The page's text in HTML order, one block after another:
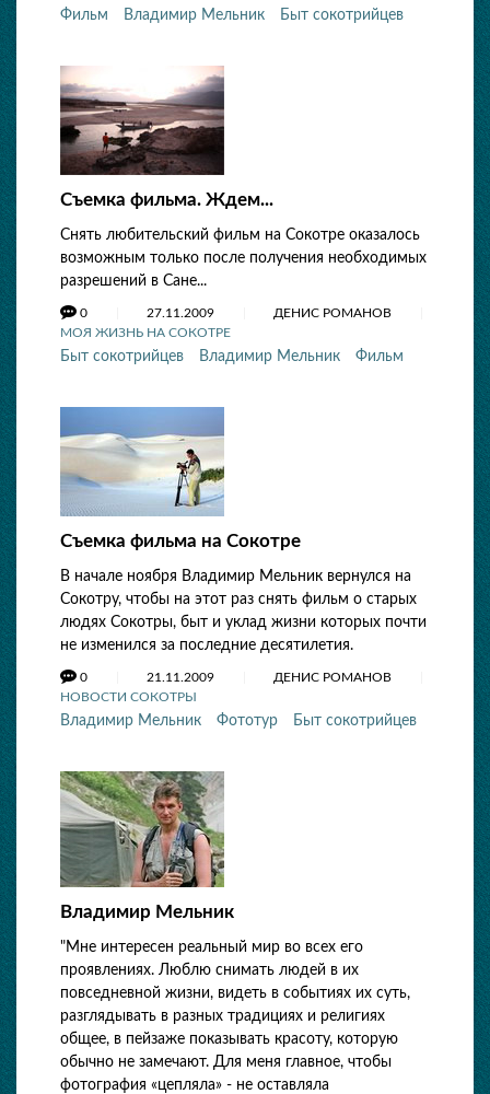
Фильм Владимир Мельник Быт сокотрийцев
Съемка фильма. Ждем...
Снять любительский фильм на Сокотре оказалось
возможным только после получения необходимых
разрешений в Сане...
0 27.11.2009
ДЕНИС РОМАНОВ
МОЯ ЖИЗНЬ НА СОКОТРЕ
Быт сокотрийцев Владимир Мельник Фильм
Съемка фильма на Сокотре
В начале ноября Владимир Мельник вернулся на
Сокотру, чтобы на этот раз снять фильм о старых
людях Сокотры, быт и уклад жизни которых почти
не изменился за последние десятилетия.
0 21.11.2009
ДЕНИС РОМАНОВ
НОВОСТИ СОКОТРЫ
Владимир Мельник Фототур Быт сокотрийцев
Владимир Мельник
"Мне интересен реальный мир во всех его
проявлениях. Люблю снимать людей в их
повседневной жизни, видеть в событиях их суть,
разглядывать в разных традициях и религиях
общее, в пейзаже показывать красоту, которую
обычно не замечают. Для меня главное, чтобы
фотография «цепляла» - не оставляла